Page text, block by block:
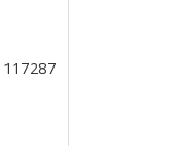
117287